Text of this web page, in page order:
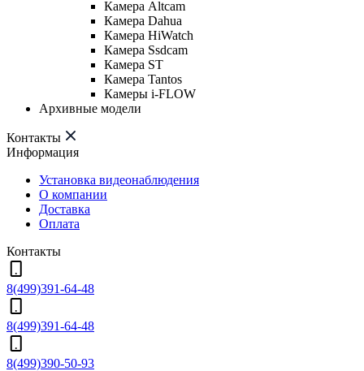
Камера Altcam
Камера Dahua
Камера HiWatch
Камера Ssdcam
Камера ST
Камера Tantos
Камеры i-FLOW
Архивные модели
Контакты
Информация
Установка видеонаблюдения
О компании
Доставка
Оплата
Контакты
8(499)391-64-48
8(499)391-64-48
8(499)390-50-93